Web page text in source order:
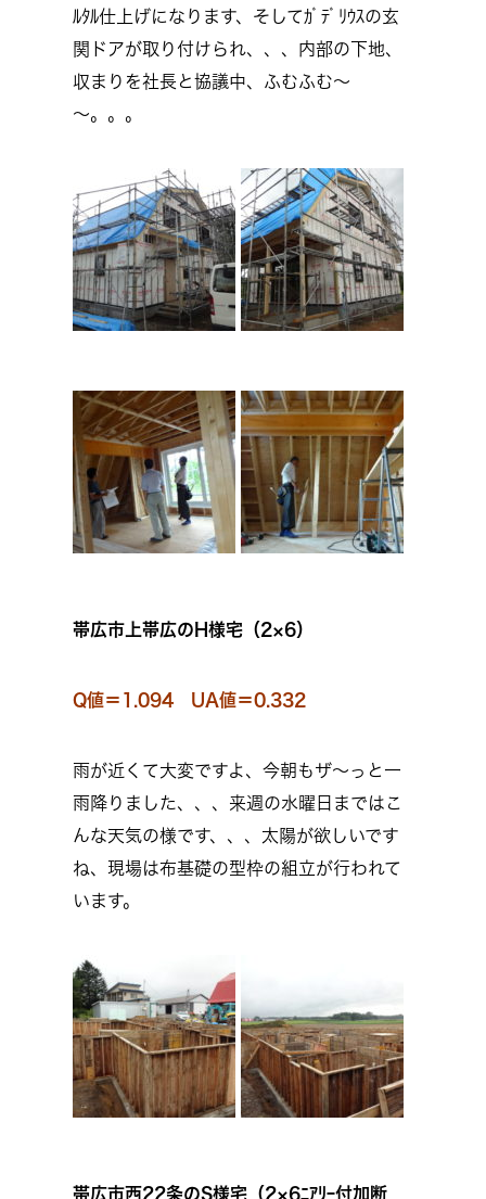
ﾙﾀﾙ仕上げになります、そしてｶﾞﾃﾞﾘｳｽの玄
関ドアが取り付けられ、、、内部の下地、
収まりを社長と協議中、ふむふむ～
～。。。
帯広市上帯広のH様宅（2×6）
Q値＝1.094 UA値＝0.332
雨が近くて大変ですよ、今朝もザ～っと一
雨降りました、、、来週の水曜日まではこ
んな天気の様です、、、太陽が欲しいです
ね、現場は布基礎の型枠の組立が行われて
います。
帯広市西22条のS様宅（2×6ﾆｱﾘｰ付加断